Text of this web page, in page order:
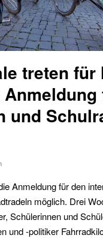
treten
und
Anmeldung für den
möglich. Drei
Schülerinnen und
und -politiker